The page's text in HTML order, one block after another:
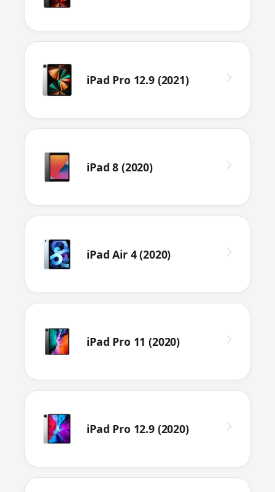
iPad Pro 12.9 (2021)
iPad 8 (2020)
iPad Air 4 (2020)
iPad Pro 11 (2020)
iPad Pro 12.9 (2020)